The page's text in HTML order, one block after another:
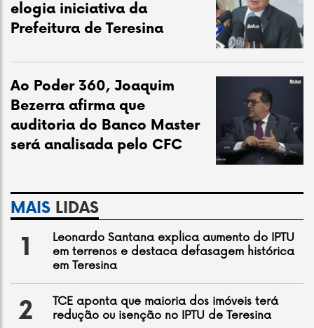
elogia iniciativa da
Prefeitura de Teresina
Ao Poder 360, Joaquim
Bezerra afirma que
auditoria do Banco Master
será analisada pelo CFC
MAIS LIDAS
1
Leonardo Santana explica aumento do IPTU
em terrenos e destaca defasagem histórica
em Teresina
2
TCE aponta que maioria dos imóveis terá
redução ou isenção no IPTU de Teresina